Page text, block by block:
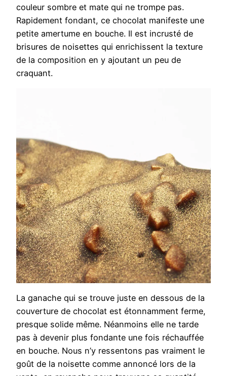
couleur sombre et mate qui ne trompe pas.
Rapidement fondant, ce chocolat manifeste une
petite amertume en bouche. Il est incrusté de
brisures de noisettes qui enrichissent la texture
de la composition en y ajoutant un peu de
craquant.
La ganache qui se trouve juste en dessous de la
couverture de chocolat est étonnamment ferme,
presque solide même. Néanmoins elle ne tarde
pas à devenir plus fondante une fois réchauffée
en bouche. Nous n’y ressentons pas vraiment le
goût de la noisette comme annoncé lors de la